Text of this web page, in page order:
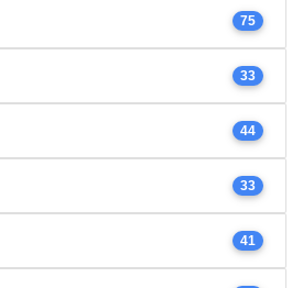
75
33
44
33
41